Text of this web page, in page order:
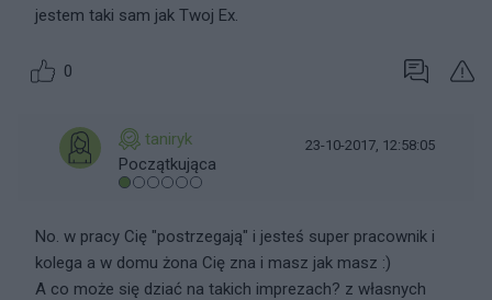
jestem taki sam jak Twoj Ex.
0
taniryk
Początkująca
23-10-2017, 12:58:05
No. w pracy Cię "postrzegają" i jesteś super pracownik i
kolega a w domu żona Cię zna i masz jak masz :)
A co może się dziać na takich imprezach? z własnych